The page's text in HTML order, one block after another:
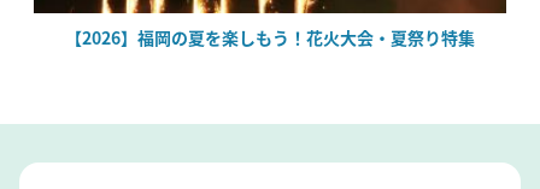
【2026】福岡の夏を楽しもう！花火大会・夏祭り特集